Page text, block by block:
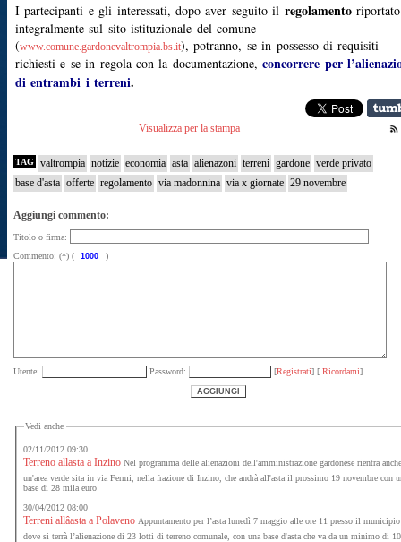
I partecipanti e gli interessati, dopo aver seguito il regolamentoriportato
integralmente sul sito istituzionale del comune
(www.comune.gardonevaltrompia.bs.it), potranno, se in possesso di requisiti
richiesti e se in regola con la documentazione, concorrere per
di entrambi i terreni.
Visualizza per la stampa
TAG valtrompia notizie economia asta alienazoni terreni gardone verde privato
base d'asta offerte regolamento via madonnina via x giornate 29 novembre
Aggiungi commento:
Titolo o firma:
Commento: (*) (
)
Utente: Password: [Registrati] [ Ricordami]
Vedi anche
02/11/2012 09:30
Terreno allasta a Inzino Nel programma delle alienazioni dell'amministrazione gardonese rientra
un'area verde sita in via Fermi, nella frazione di Inzino, che andrà all'asta il prossimo 19 novembre con
base di 28 mila euro
30/04/2012 08:00
Terreni allâasta a Polaveno Appuntamento per l’asta lunedì 7 maggio alle ore 11 presso il municipio
dove si terrà l’alienazione di 23 lotti di terreno comunale, con una base d'asta che va da un minimo di